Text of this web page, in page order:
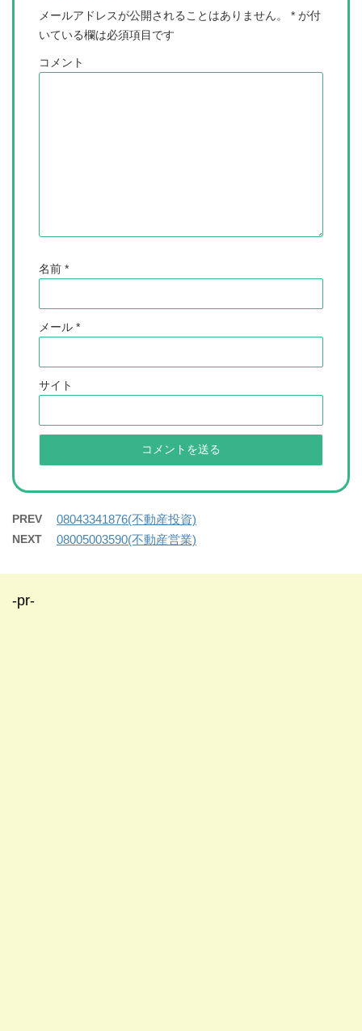
メールアドレスが公開されることはありません。 * が付
いている欄は必須項目です
コメント
名前 *
メール *
サイト
PREV 08043341876(不動産投資)
NEXT 08005003590(不動産営業)
-pr-